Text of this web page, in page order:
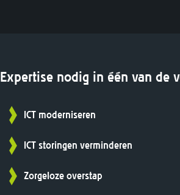
Expertise nodig in één van de
ICT moderniseren
ICT storingen verminderen
Zorgeloze overstap